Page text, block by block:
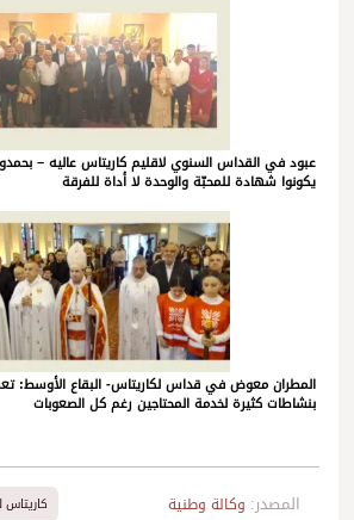
عبود في القداس السنوي لاقليم كاريتاس عاليه –
يكونوا شهادة للمحبّة والوحدة لا أداة للفرقة
المطران معوض في قداس لكاريتاس- البقاع الأوسط:
بنشاطات كثيرة لخدمة المحتاجين رغم كل الصعوبات
المصدر: وكالة وطنية كاريتاس